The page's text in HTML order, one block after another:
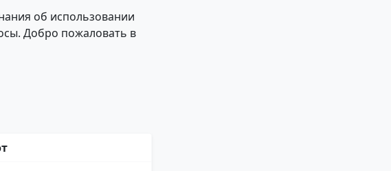
об использовании
Добро пожаловать в